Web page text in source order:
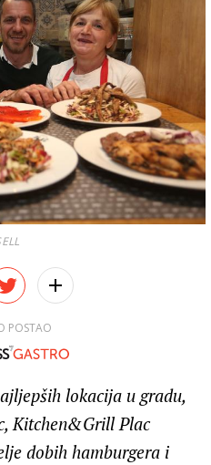
POSTAO
lokacija u gradu,
Kitchen&Grill Plac
dobih hamburgera i